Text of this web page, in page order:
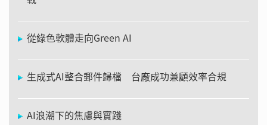
從綠色軟體走向Green AI
生成式AI整合郵件歸檔 台廠成功兼顧效率合規
AI浪潮下的焦慮與實踐